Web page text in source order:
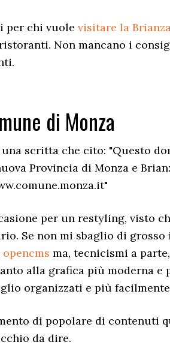
per chi vuole visitare la
Non mancano i
di Monza
scritta che cito: "Questo
Provincia di Monza e
per un restyling, visto
Se non mi sbaglio di
opencms ma, tecnicismi a
alla grafica più moderna e
organizzati e più
di popolare di contenuti
da dire.